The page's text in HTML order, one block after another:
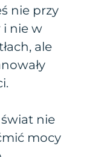
nie przy
i nie w
ale
nie
mocy